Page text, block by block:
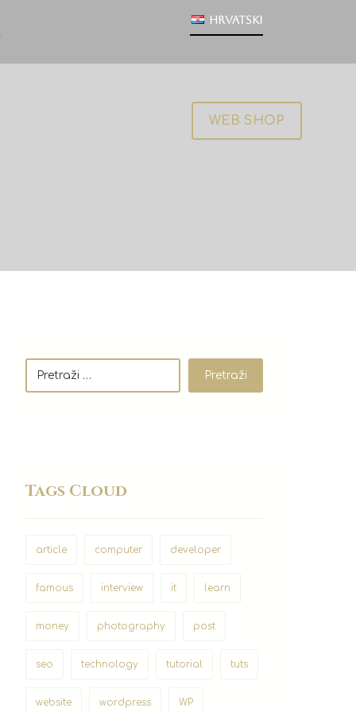
Hrvatski
WEB SHOP
Pretraži
Tags Cloud
article computer developer
famous interview it learn
money photography post
seo technology tutorial tuts
website wordpress WP